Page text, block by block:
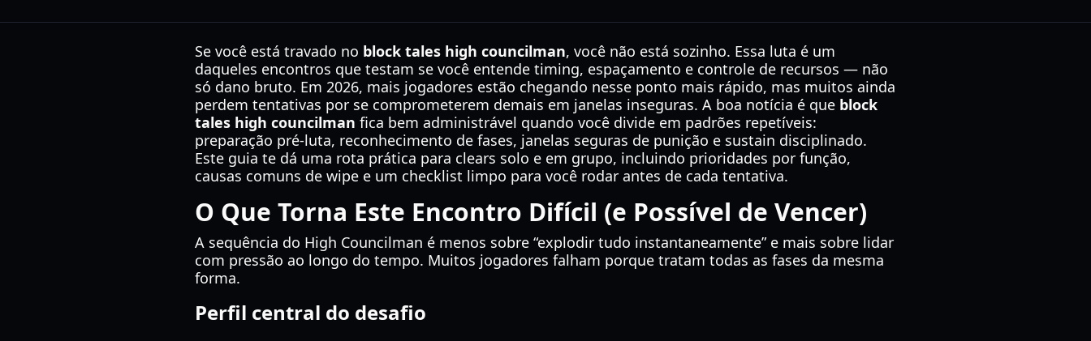
Se você está travado no block tales high councilman, você não está sozinho. Essa luta é um
daqueles encontros que testam se você entende timing, espaçamento e controle de recursos — não
só dano bruto. Em 2026, mais jogadores estão chegando nesse ponto mais rápido, mas muitos ainda
perdem tentativas por se comprometerem demais em janelas inseguras. A boa notícia é que block
tales high councilman fica bem administrável quando você divide em padrões repetíveis:
preparação pré-luta, reconhecimento de fases, janelas seguras de punição e sustain disciplinado.
Este guia te dá uma rota prática para clears solo e em grupo, incluindo prioridades por função,
causas comuns de wipe e um checklist limpo para você rodar antes de cada tentativa.
O Que Torna Este Encontro Difícil (e Possível de Vencer)
A sequência do High Councilman é menos sobre “explodir tudo instantaneamente” e mais sobre lidar
com pressão ao longo do tempo. Muitos jogadores falham porque tratam todas as fases da mesma
forma.
Perfil central do desafio